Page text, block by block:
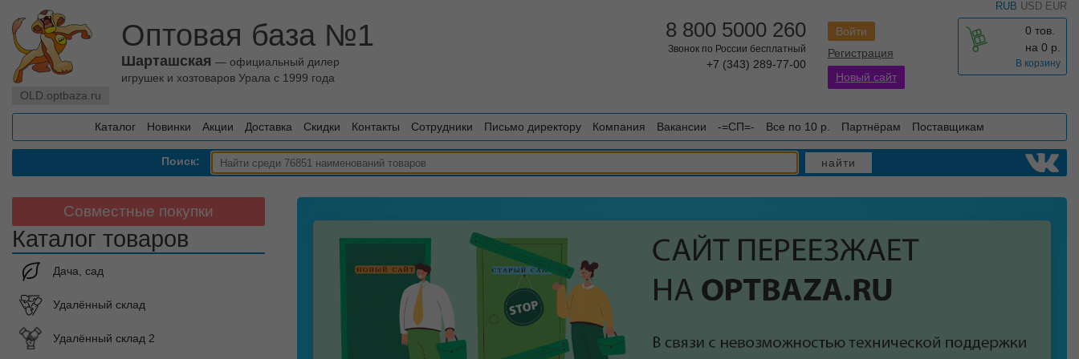
RUB USD EUR
OLD.optbaza.ru
Оптовая база №1
Шарташская — официальный дилер
игрушек и хозтоваров Урала с 1999 года
0 тов.
на 0 р.
В корзину
Войти
Регистрация
Новый сайт
8 800 5000 260
Звонок по России бесплатный
+7 (343) 289-77-00
Каталог Новинки Акции Доставка Скидки Контакты Сотрудники Письмо директору Компания Вакансии -=СП=- Все по 10 р. Партнёрам Поставщикам
Поиск: найти
Совместные покупки
Каталог товаров
Дача, сад
Удалённый склад
Удалённый склад 2